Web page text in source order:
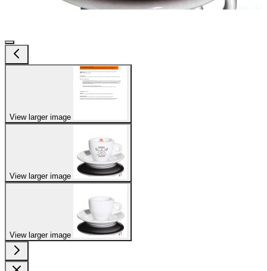
View larger image
View larger image
View larger image